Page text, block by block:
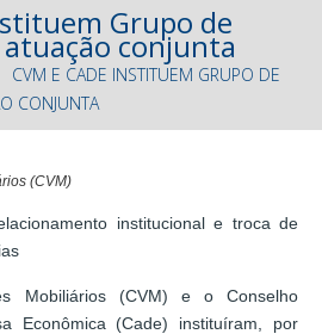
Grupo de
conjunta
CVM E CADE INSTITUEM GRUPO DE
CONJUNTA
(CVM)
institucional e troca de
Mobiliários (CVM) e o Conselho
Econômica (Cade) instituíram, por